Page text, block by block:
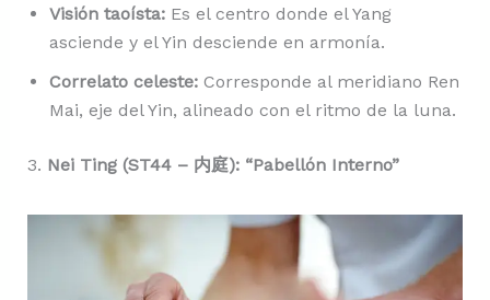
Visión taoísta:Es el centro donde el Yang
asciende y el Yin desciende en armonía.
Correlato celeste:Corresponde al meridiano Ren
Mai, eje del Yin, alineado con el ritmo de la luna.
3. Nei Ting (ST44 – 内庭): “Pabellón Interno”